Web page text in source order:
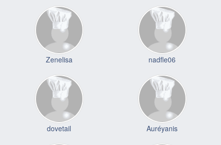
Zenelisa nadfle06
dovetail Auréyanis